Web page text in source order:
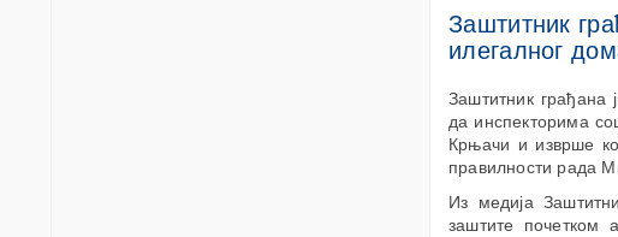
Заштитник
илегалног
Заштитник грађана
да инспекторима
Крњачи и изврше
правилности рада
Из медија
заштите почетком